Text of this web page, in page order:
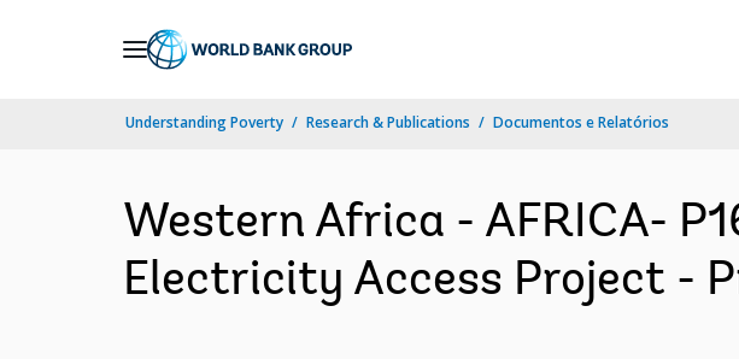
Understanding Poverty Research & Publications Documentos e Relatórios
Western Africa - AFRICA-
Electricity Access Project -